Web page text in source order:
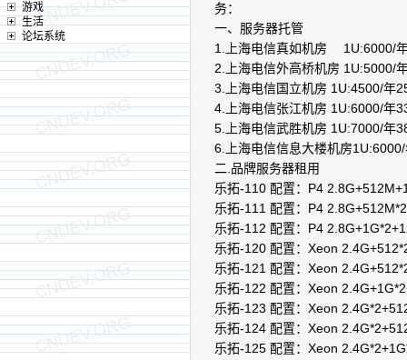
游戏
生活
论坛系统
务：
一、服务器托管
1.上海电信真如机房 1U:6000/
2.上海电信外高桥机房 1U:5000/
3.上海电信国立机房 1U:4500/年
4.上海电信张江机房 1U:6000/年
5.上海电信武胜机房 1U:7000/年
6.上海电信信息大楼机房
二.品牌服务器租用
乐拓-110 配置：P4
乐拓-111 配置：P4
乐拓-112 配置：P4
乐拓-120 配置：Xeon
乐拓-121 配置：Xeon
乐拓-122 配置：Xeon
乐拓-123 配置：Xeon
乐拓-124 配置：Xeon
乐拓-125 配置：Xeon